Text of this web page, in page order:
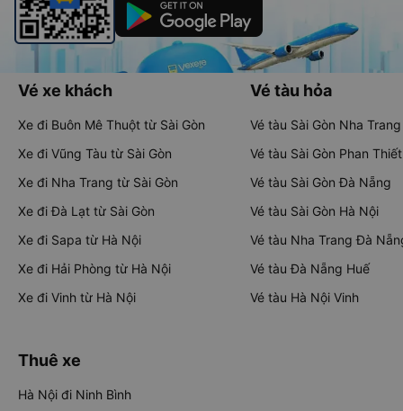
Vé xe khách
Xe đi Buôn Mê Thuột từ Sài Gòn
Xe đi Vũng Tàu từ Sài Gòn
Xe đi Nha Trang từ Sài Gòn
Xe đi Đà Lạt từ Sài Gòn
Xe đi Sapa từ Hà Nội
Xe đi Hải Phòng từ Hà Nội
Xe đi Vinh từ Hà Nội
Vé tàu hỏa
Vé tàu Sài Gòn Nha Trang
Vé tàu Sài Gòn Phan Thiết
Vé tàu Sài Gòn Đà Nẵng
Vé tàu Sài Gòn Hà Nội
Vé tàu Nha Trang Đà
Vé tàu Đà Nẵng Huế
Vé tàu Hà Nội Vinh
Thuê xe
Hà Nội đi Ninh Bình